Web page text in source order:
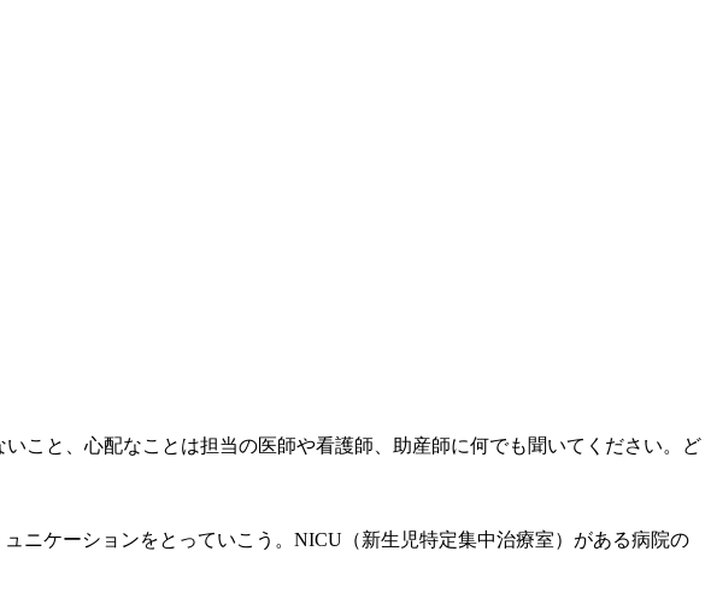
こと、心配なことは担当の医師や看護師、助産師に何でも聞いてください。ど
ニケーションをとっていこう。NICU（新生児特定集中治療室）がある病院の